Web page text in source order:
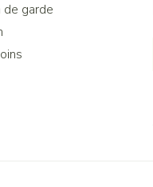
de garde